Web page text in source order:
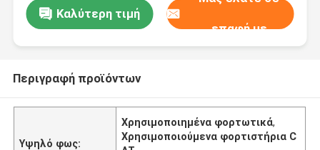
Καλύτερη τιμή
επαφή με
Περιγραφή προϊόντων
Υψηλό φως:
Χρησιμοποιημένα φορτωτικά,
Χρησιμοποιούμενα φορτιστήρια C